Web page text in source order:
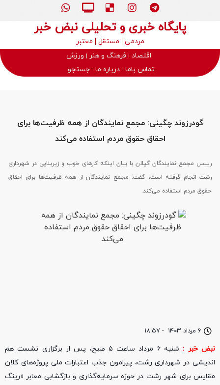
پایگاه خبری و تحلیلی نبض خبر
مردمی مستقل
معتبر
اقتصاد
فرهنگ و هنر
ورزش
تماس باما درباره ما جستجو
۶ مرداد ۱۴۰۳ - ۱۸:۵۷
گودرزوند چگینی: مجمع نمایندگان از همه ظرفیت‌ها برای
احقاق حقوق مردم استفاده می‌کند
رییس مجمع نمایندگان گیلان با بیان اینکه کارهای خوب و زیربنایی در شهرداری
رشت انجام گرفته است، گفت: مجمع نمایندگان از همه ظرفیت‌ها برای احقاق
حقوق مردم استفاده می‌کند.
نبض خبر :
شنبه ۶ مرداد ساعت ۵ صبح، پس از برگزاری نشست هم
اندیشی در شهرداری رشت، پیرامون جذب اعتبارات ملی پروژه‌های کلان
مقایس برای شهر رشت در حوزه سرمایه‌گذاری و بازگشابی معابر «رینگ